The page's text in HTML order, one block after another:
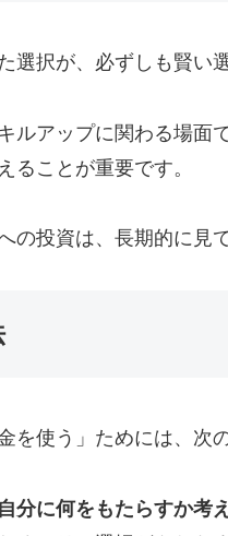
選択が、必ずしも賢い
ルアップに関わる場面
ることが重要です。
の投資は、長期的に見
を使う」ためには、次
分に何をもたらすか考